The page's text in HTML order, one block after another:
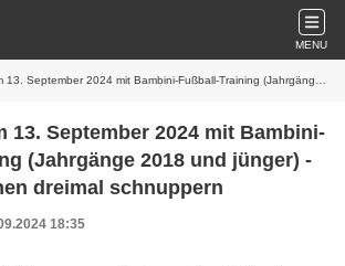
MENU
2024 mit Bambini-Fußball-Training (Jahrgänge 2018 und jünger) - Neulinge können dreimal schnuppern
13. September 2024 mit Bambini-
(Jahrgänge 2018 und jünger) -
dreimal schnuppern
18:35